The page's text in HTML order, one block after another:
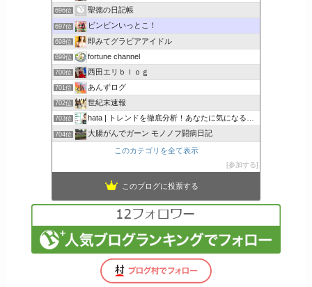
696位 聖徳の日記帳
697位 ビンビンいっとこ！
698位 即みてグラビアアイドル
699位 fortune channel
700位 西田エリｂｌｏｇ
701位 あんずログ
702位 世紀末速報
703位 hata | トレンドを徹底分析！あなたに気になるここで解決
704位 大腸がんでガーン モノノフ闘病日記
このカテゴリを全て表示
参加する
このブログに投票する